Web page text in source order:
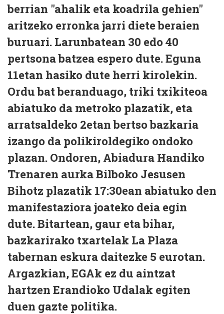
berrian "ahalik eta koadrila gehien"
aritzeko erronka jarri diete beraien
buruari. Larunbatean 30 edo 40
pertsona batzea espero dute. Eguna
11etan hasiko dute herri kirolekin.
Ordu bat beranduago, triki txikiteoa
abiatuko da metroko plazatik, eta
arratsaldeko 2etan bertso bazkaria
izango da polikiroldegiko ondoko
plazan. Ondoren, Abiadura Handiko
Trenaren aurka Bilboko Jesusen
Bihotz plazatik 17:30ean abiatuko den
manifestaziora joateko deia egin
dute. Bitartean, gaur eta bihar,
bazkarirako txartelak La Plaza
tabernan eskura daitezke 5 eurotan.
Argazkian, EGAk ez du aintzat
hartzen Erandioko Udalak egiten
duen gazte politika.